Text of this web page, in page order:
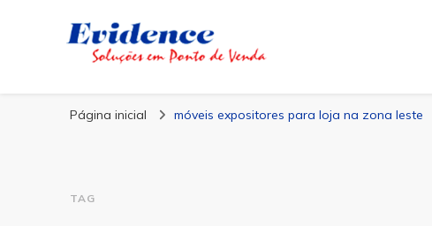
Blog Evidence
Página inicial móveis expositores para loja na zona leste
TAG